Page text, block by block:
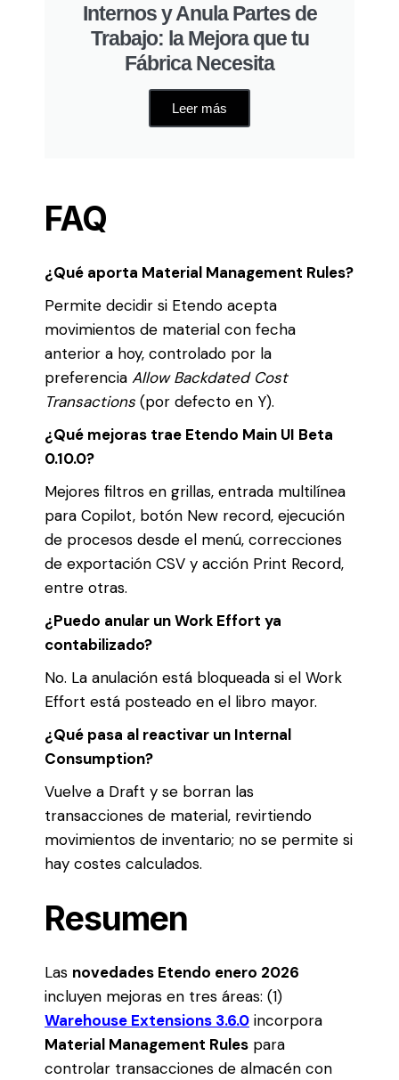
Internos y Anula Partes de
Trabajo: la Mejora que tu
Fábrica Necesita
Leer más
FAQ
¿Qué aporta Material Management Rules?
Permite decidir si Etendo acepta
movimientos de material con fecha
anterior a hoy, controlado por la
preferencia Allow Backdated Cost
Transactions (por defecto en Y).
¿Qué mejoras trae Etendo Main UI Beta
0.10.0?
Mejores filtros en grillas, entrada multilínea
para Copilot, botón New record, ejecución
de procesos desde el menú, correcciones
de exportación CSV y acción Print Record,
entre otras.
¿Puedo anular un Work Effort ya
contabilizado?
No. La anulación está bloqueada si el Work
Effort está posteado en el libro mayor.
¿Qué pasa al reactivar un Internal
Consumption?
Vuelve a Draft y se borran las
transacciones de material, revirtiendo
movimientos de inventario; no se permite si
hay costes calculados.
Resumen
Las novedades Etendo enero 2026
incluyen mejoras en tres áreas: (1)
Warehouse Extensions 3.6.0 incorpora
Material Management Rules para
controlar transacciones de almacén con